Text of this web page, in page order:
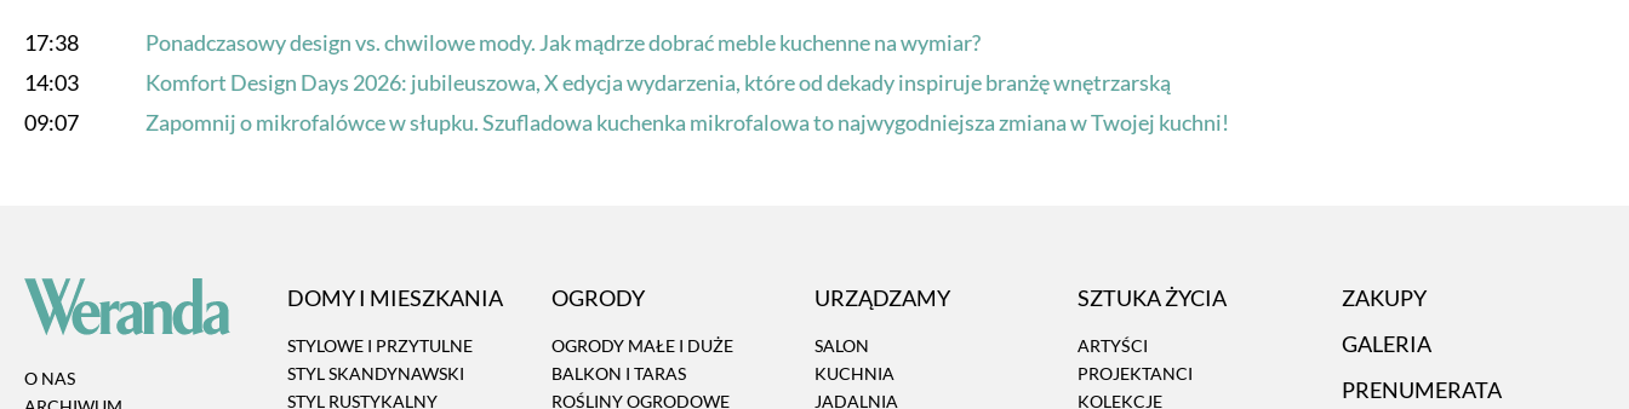
17:38
Ponadczasowy design vs. chwilowe mody. Jak mądrze dobrać meble kuchenne na wymiar?
14:03
Komfort Design Days 2026: jubileuszowa, X edycja wydarzenia, które od dekady inspiruje branżę wnętrzarską
09:07
Zapomnij o mikrofalówce w słupku. Szufladowa kuchenka mikrofalowa to najwygodniejsza zmiana w Twojej kuchni!
O NAS
DOMY I MIESZKANIA
STYLOWE I PRZYTULNE
STYL SKANDYNAWSKI
STYL RUSTYKALNY
OGRODY
OGRODY MAŁE I DUŻE
BALKON I TARAS
ROŚLINY OGRODOWE
URZĄDZAMY
SALON
KUCHNIA
JADALNIA
SZTUKA ŻYCIA
ARTYŚCI
PROJEKTANCI
KOLEKCJE
ZAKUPY
GALERIA
PRENUMERATA